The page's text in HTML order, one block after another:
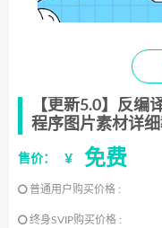
【更新5.0】反编
程序图片素材详
售价： ¥ 免费
普通用户购买价格 :
终身SVIP购买价格 :